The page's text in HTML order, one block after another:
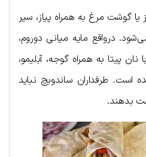
گوشت مرغ به همراه پیاز، سیر
درواقع مایه میانی دوروم،
پیتا به همراه گوجه، آبلیمو،
است. طرفداران ساندویچ نباید
بدهند.